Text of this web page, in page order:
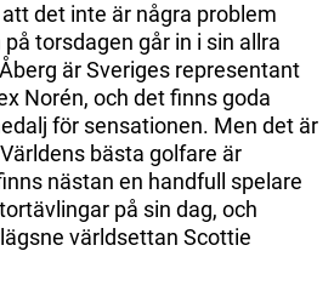
det inte är några problem
torsdagen går in i sin allra
är Sveriges representant
Norén, och det finns goda
för sensationen. Men det är
bästa golfare är
nästan en handfull spelare
på sin dag, och
världsettan Scottie